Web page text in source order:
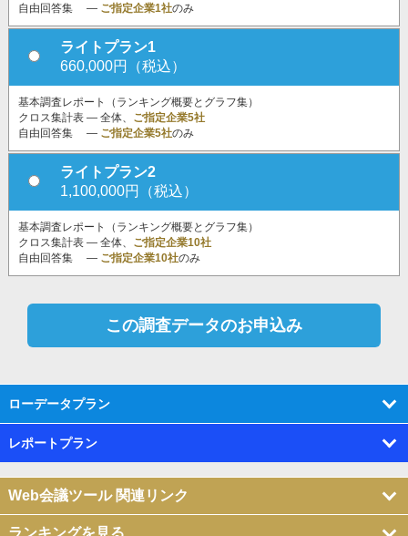
自由回答集 ― ご指定企業1社のみ
ライトプラン1
660,000円（税込）
基本調査レポート（ランキング概要とグラフ集）
クロス集計表 ― 全体、 ご指定企業5社
自由回答集 ― ご指定企業5社のみ
ライトプラン2
1,100,000円（税込）
基本調査レポート（ランキング概要とグラフ集）
クロス集計表 ― 全体、 ご指定企業10社
自由回答集 ― ご指定企業10社のみ
ローデータプラン
レポートプラン
Web会議ツール 関連リンク
ランキングを見る